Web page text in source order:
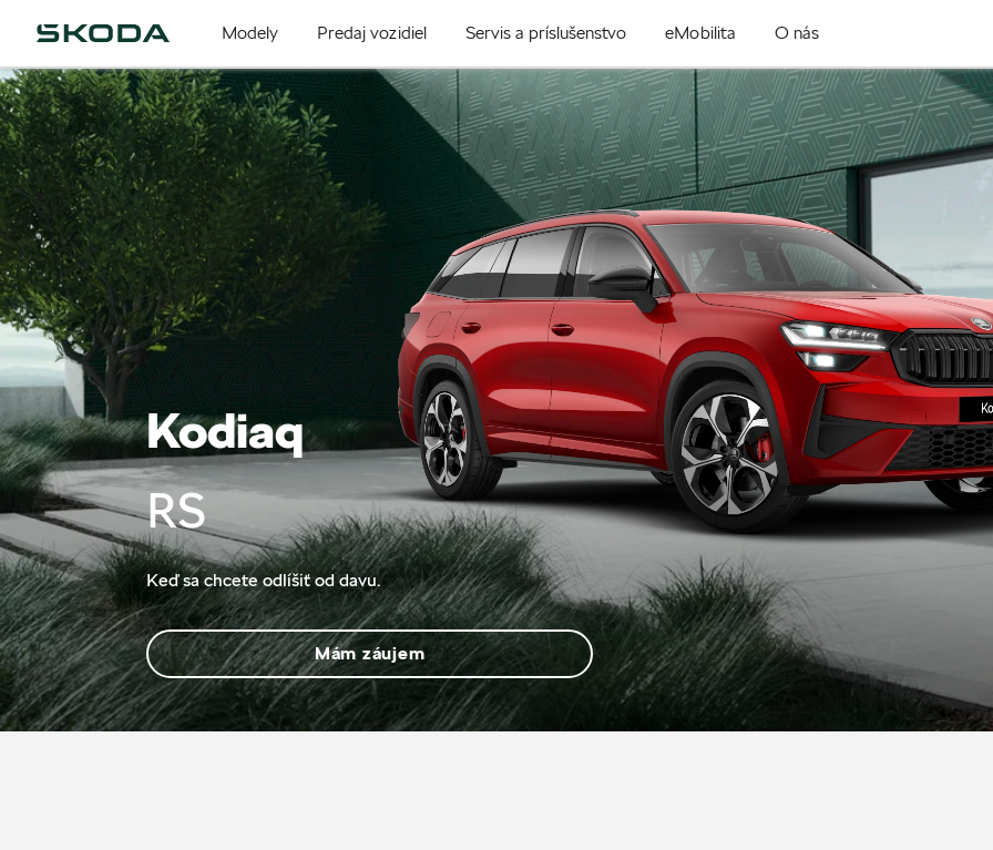
Modely Predaj vozidiel Servis a príslušenstvo eMobilita O nás
Kodiaq
RS
Keď sa chcete odlíšiť od davu.
Mám záujem